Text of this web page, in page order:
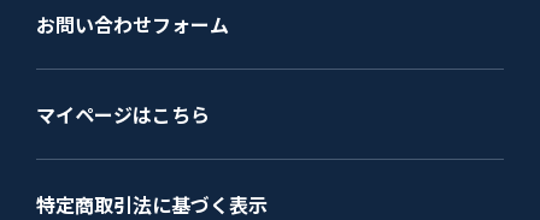
お問い合わせフォーム
マイページはこちら
特定商取引法に基づく表示